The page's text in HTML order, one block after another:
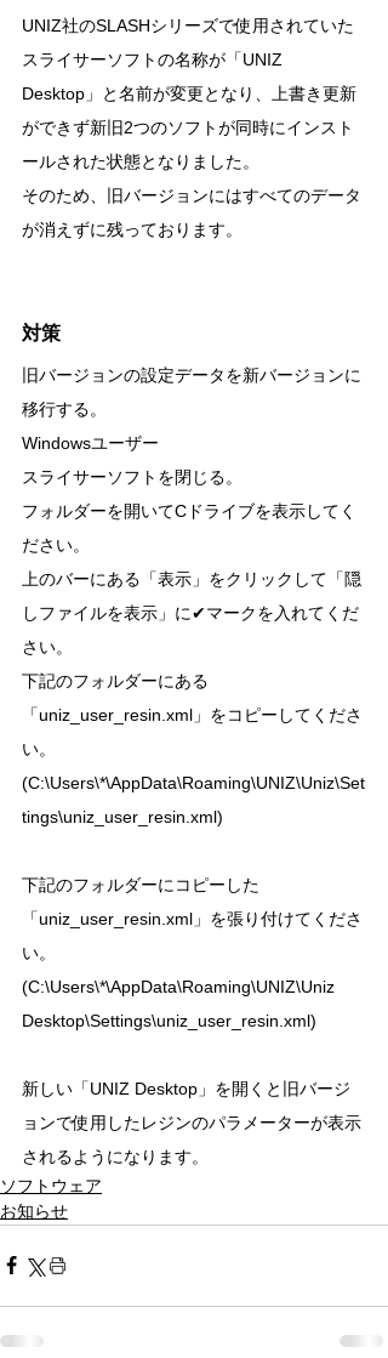
UNIZ社のSLASHシリーズで使用されていた
スライサーソフトの名称が「UNIZ
Desktop」と名前が変更となり、上書き更新
ができず新旧2つのソフトが同時にインスト
ールされた状態となりました。
そのため、旧バージョンにはすべてのデータ
が消えずに残っております。
対策
旧バージョンの設定データを新バージョンに
移行する。
Windowsユーザー
スライサーソフトを閉じる。
フォルダーを開いてCドライブを表示してく
ださい。
上のバーにある「表示」をクリックして「隠
しファイルを表示」に✔マークを入れてくだ
さい。
下記のフォルダーにある
「uniz_user_resin.xml」をコピーしてくださ
い。
(C:\Users\*\AppData\Roaming\UNIZ\Uniz\Set
tings\uniz_user_resin.xml)
下記のフォルダーにコピーした
「uniz_user_resin.xml」を張り付けてくださ
い。
(C:\Users\*\AppData\Roaming\UNIZ\Uniz
Desktop\Settings\uniz_user_resin.xml)
新しい「UNIZ Desktop」を開くと旧バージ
ョンで使用したレジンのパラメーターが表示
されるようになります。
ソフトウェア
お知らせ